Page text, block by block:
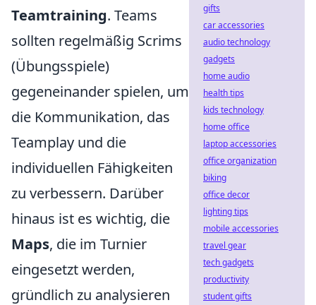
Teamtraining. Teams
sollten regelmäßig Scrims
(Übungsspiele)
gegeneinander spielen, um
die Kommunikation, das
Teamplay und die
individuellen Fähigkeiten
zu verbessern. Darüber
hinaus ist es wichtig, die
Maps, die im Turnier
eingesetzt werden,
gründlich zu analysieren
gifts
car accessories
audio technology
gadgets
home audio
health tips
kids technology
home office
laptop accessories
office organization
biking
office decor
lighting tips
mobile accessories
travel gear
tech gadgets
productivity
student gifts